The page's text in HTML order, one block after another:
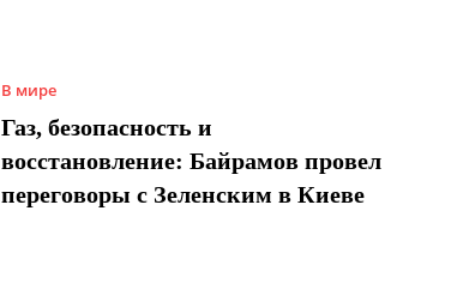
В мире
Газ, безопасность и
восстановление: Байрамов провел
переговоры с Зеленским в Киеве